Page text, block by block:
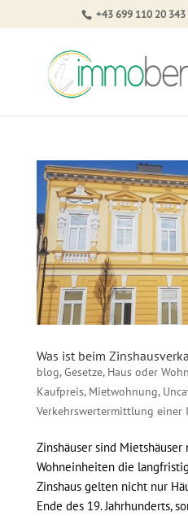
+43 699 110 20 343
Was ist beim
blog,Gesetze, Haus oder
Kaufpreis, Mietwohnung,
Verkehrswertermittlung einer
Zinshäuser sind
Wohneinheiten die
Zinshaus gelten nicht nur
Ende des 19. Jahrhunderts,